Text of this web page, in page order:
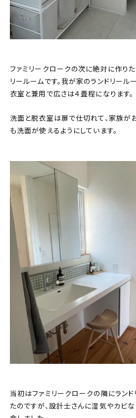
ファミリークロークの次に絶対に作りた
リールームです。我が家のランドリール
衣室と兼用で広さは４畳程になります。
洗面と脱衣室は扉で仕切れて、家族が
も洗面が使えるようにしています。
当初はファミリークロークの隣にラン
たのですが、設計士さんに湿気やカビ